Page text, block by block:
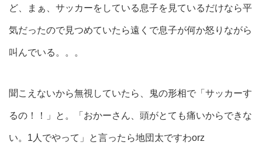
ど、まぁ、サッカーをしている息子を見ているだけなら平
気だったので見つめていたら遠くで息子が何か怒りながら
叫んでいる。。。
聞こえないから無視していたら、鬼の形相で「サッカーす
るの！！」と。「おかーさん、頭がとても痛いからできな
い。1人でやって」と言ったら地団太ですわorz